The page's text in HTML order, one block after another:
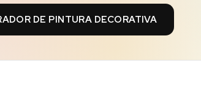
DE PINTURA DECORATIVA